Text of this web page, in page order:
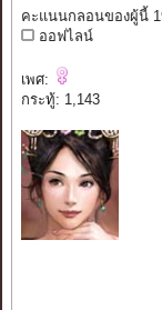
คะแนนกลอนของผู้นี้
ออฟไลน์
เพศ:
กระทู้: 1,143